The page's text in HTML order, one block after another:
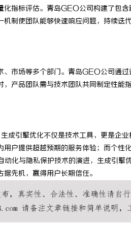
化指标评估。青岛GEO公司构建了包
机制使团队能够快速响应问题，持续迭
、市场等多个部门。青岛GEO公司通
，产品团队需与技术团队共同制定性能
成引擎优化不仅是技术工具，更是企
用户提供超越预期的服务体验；而个
动化与隐私保护技术的演进，生成引
先机，赢得用户长期信任。